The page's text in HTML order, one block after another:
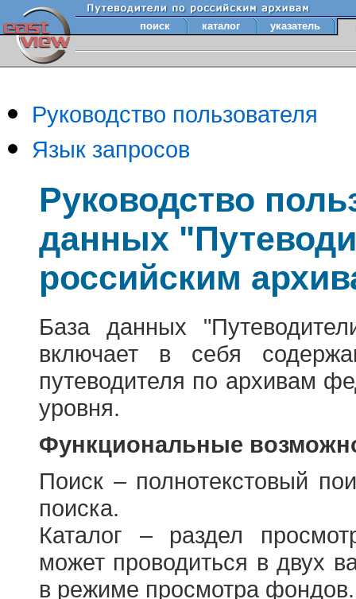
поиск каталог указатель
Руководство пользователя
Язык запросов
Руководство
данных
российским
База данных
включает в себя
путеводителя по архивам
уровня.
Функциональные
Поиск – полнотекстовый
поиска.
Каталог – раздел
может проводиться в двух
в режиме просмотра фондов.